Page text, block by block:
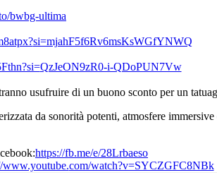
bwbg-ultima
si=mjahF5f6Rv6msKsWGfYNWQ
QzJeON9zR0-i-QDoPUN7Vw
usufruire di un buono sconto per un
da sonorità potenti, atmosfere
https://fb.me/e/28Lrbaeso
www.youtube.com/watch?v=SYCZGFC8NBk